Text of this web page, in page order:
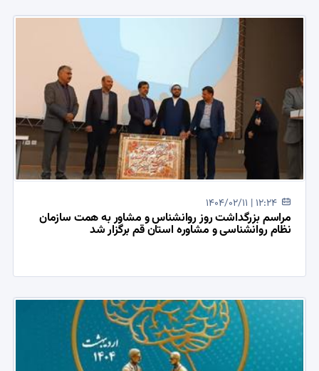
1404/02/11 | 12:24
مراسم بزرگداشت روز روانشناس و مشاور به همت سازمان
نظام روانشناسی و مشاوره استان قم برگزار شد